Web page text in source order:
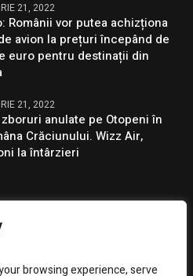
browsing experience, serve
21, 2022
Românii vor putea achizționa
avion la prețuri începând de
euro pentru destinații din
21, 2022
zboruri anulate pe Otopeni în
Crăciunului. Wizz Air,
la întârzieri